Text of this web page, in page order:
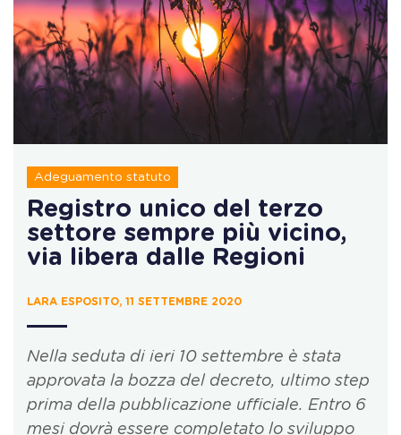
Adeguamento statuto
Registro unico del terzo
settore sempre più vicino,
via libera dalle Regioni
LARA ESPOSITO, 11 SETTEMBRE 2020
Nella seduta di ieri 10 settembre è stata
approvata la bozza del decreto, ultimo step
prima della pubblicazione ufficiale. Entro 6
mesi dovrà essere completato lo sviluppo